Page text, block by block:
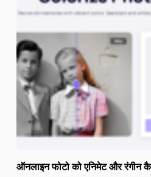
ऑनलाइन फोटो को एनिमेट और